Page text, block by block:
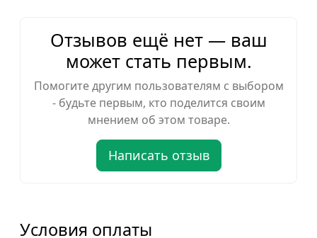
Отзывов ещё нет — ваш
может стать первым.
Помогите другим пользователям с выбором
- будьте первым, кто поделится своим
мнением об этом товаре.
Написать отзыв
Условия оплаты